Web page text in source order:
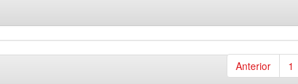
Anterior 1